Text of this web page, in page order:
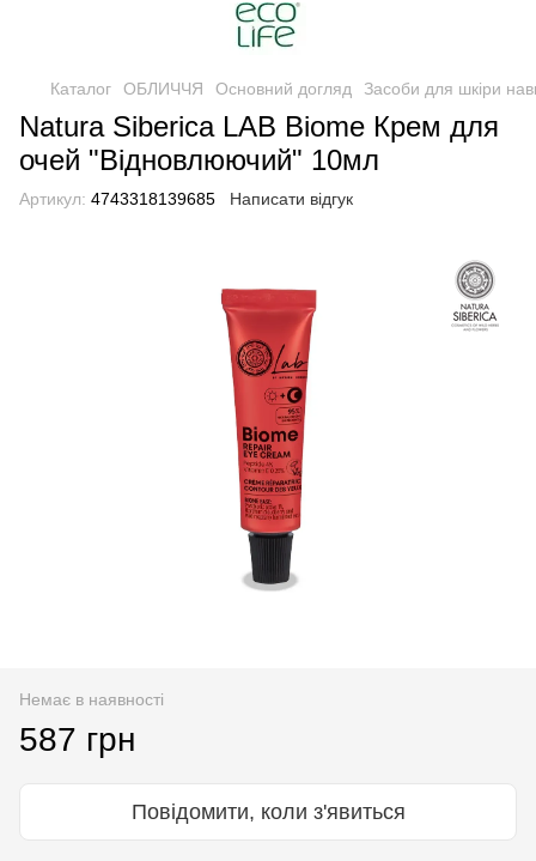
Каталог ОБЛИЧЧЯ Основний догляд Засоби для шкіри
Natura Siberica LAB Biome Крем для
очей "Відновлюючий" 10мл
Артикул: 4743318139685 Написати відгук
Немає в наявності
587 грн
Повідомити, коли з'явиться